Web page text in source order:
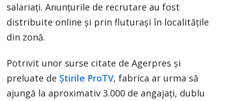
salariați. Anunțurile de recrutare au fost
distribuite online și prin fluturași în localitățile
din zonă.
Potrivit unor surse citate de Agerpres și
preluate de Știrile ProTV, fabrica ar urma să
ajungă la aproximativ 3.000 de angajați, dublu